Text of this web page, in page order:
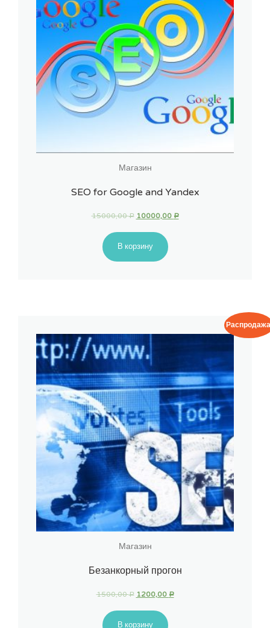
Магазин
SEO for Google and Yandex
15000,00Р 10000,00 Р
В корзину
Магазин
Безанкорный прогон
1500,00Р 1200,00 Р
В корзину